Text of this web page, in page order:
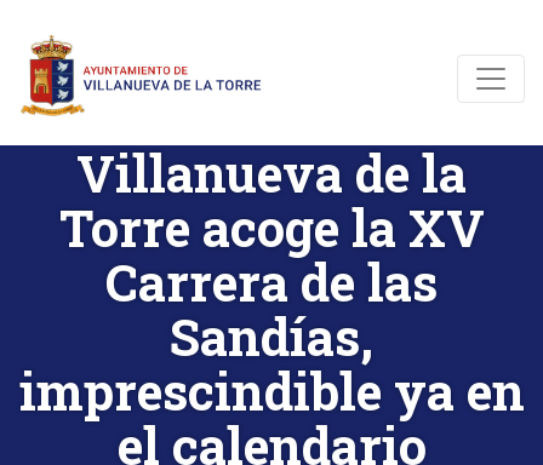
Villanueva de la
Torre acoge la XV
Carrera de las
Sandías,
imprescindible ya en
el calendario